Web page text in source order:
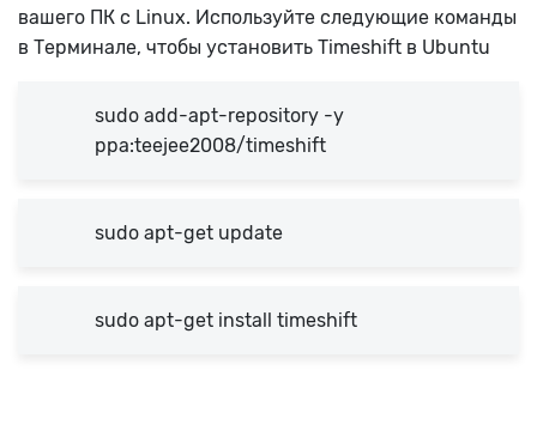
вашего ПК с Linux. Используйте следующие команды
в Терминале, чтобы установить Timeshift в Ubuntu
sudo add-apt-repository -y
ppa:teejee2008/timeshift
sudo apt-get update
sudo apt-get install timeshift